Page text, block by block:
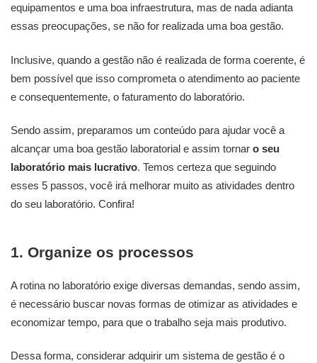
equipamentos e uma boa infraestrutura, mas de nada adianta
essas preocupações, se não for realizada uma boa gestão.
Inclusive, quando a gestão não é realizada de forma coerente, é
bem possível que isso comprometa o atendimento ao paciente
e consequentemente, o faturamento do laboratório.
Sendo assim, preparamos um conteúdo para ajudar você a
alcançar uma boa gestão laboratorial e assim tornar o seu
laboratório mais lucrativo. Temos certeza que seguindo
esses 5 passos, você irá melhorar muito as atividades dentro
do seu laboratório. Confira!
1. Organize os processos
A rotina no laboratório exige diversas demandas, sendo assim,
é necessário buscar novas formas de otimizar as atividades e
economizar tempo, para que o trabalho seja mais produtivo.
Dessa forma, considerar adquirir um sistema de gestão é o